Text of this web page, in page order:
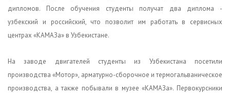
дипломов. После обучения студенты получат два диплома -
узбекский и российский, что позволит им работать в сервисных
центрах «КАМАЗа» в Узбекистане.
На заводе двигателей студенты из Узбекистана посетили
производства «Мотор», арматурно-сборочное и термогальваническое
производства, а также побывали в музее «КАМАЗа». Первокурсники